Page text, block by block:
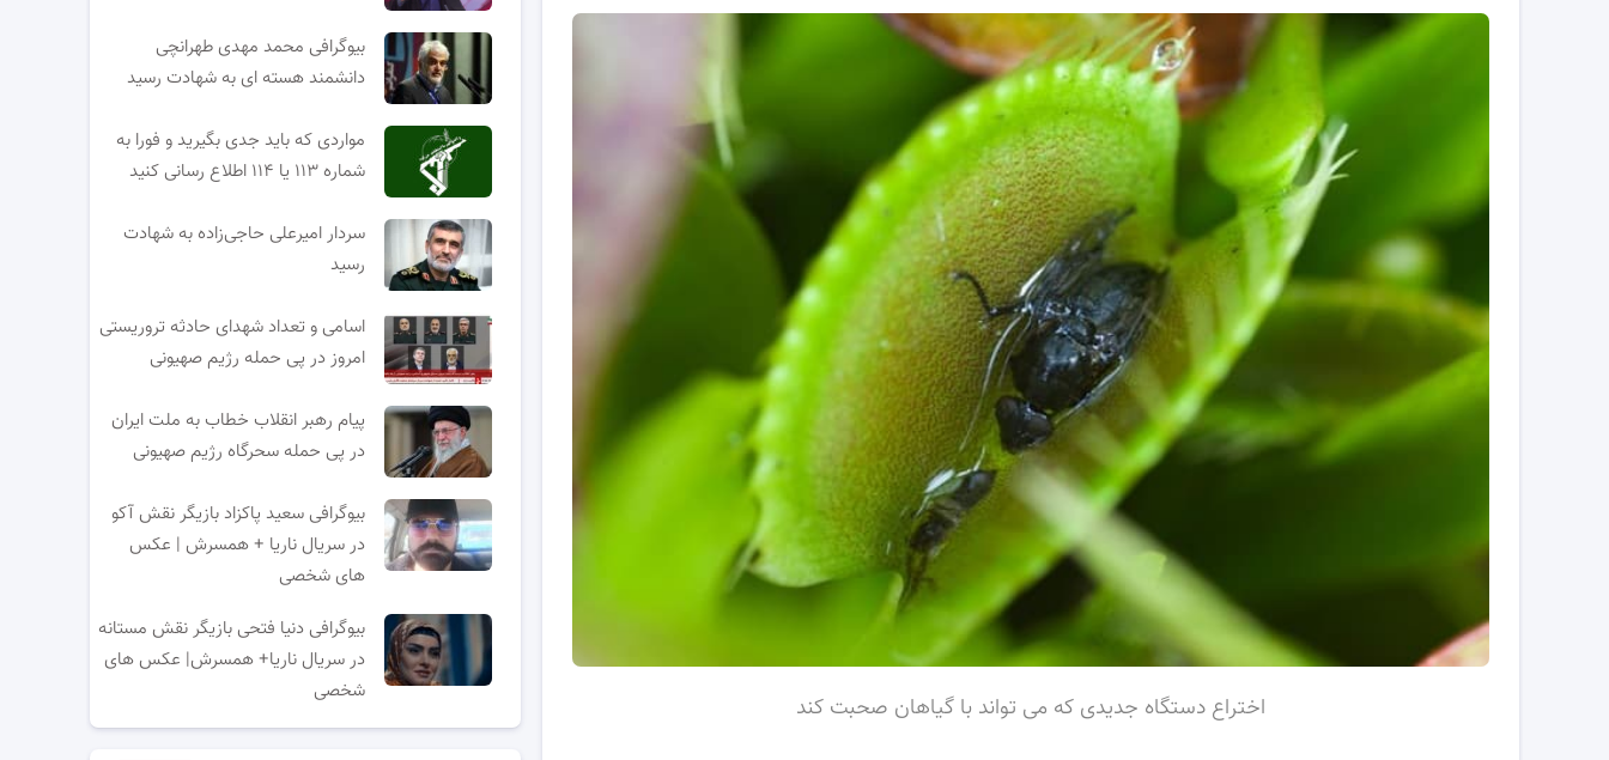
اختراع دستگاه جدیدی که می تواند با گیاهان صحبت کند
بیوگرافی محمد مهدی طهرانچی
دانشمند هسته ای به شهادت رسید
مواردی که باید جدی بگیرید و فورا به
شماره ۱۱۳ یا ۱۱۴ اطلاع رسانی کنید
سردار امیرعلی حاجی‌زاده به شهادت
رسید
اسامی و تعداد شهدای حادثه تروریستی
امروز در پی حمله رژیم صهیونی
پیام رهبر انقلاب خطاب به ملت ایران
در پی حمله سحرگاه رژیم صهیونی
بیوگرافی سعید پاکزاد بازیگر نقش آکو
در سریال ناریا + همسرش | عکس
های شخصی
بیوگرافی دنیا فتحی بازیگر نقش مستانه
در سریال ناریا+ همسرش| عکس های
شخصی